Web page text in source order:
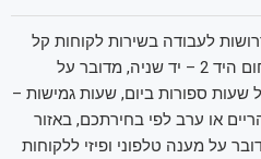
לעבודה בשירות לקוחות קל
ונוח, בתחום היד 2 – יד שניה, מדובר על
שעות ספורות ביום, שעות גמישות –
או ערב לפי בחירתכם, באזור
על מענה טלפוני ופיזי ללקוחות